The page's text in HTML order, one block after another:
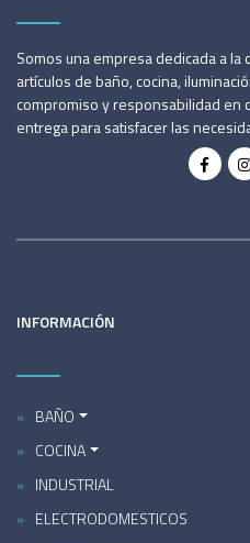
Somos una empresa dedicada a
artículos de baño, cocina,
compromiso y responsabilidad en
entrega para satisfacer las
INFORMACIÓN
BAÑO
COCINA
INDUSTRIAL
ELECTRODOMESTICOS